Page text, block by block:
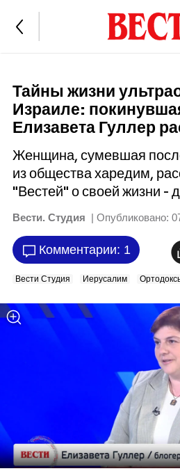
Тайны жизни
Израиле:
Елизавета Гуллер
Женщина, сумевшая
из общества харедим,
"Вестей" о своей жизни -
Вести. Студия | Опубликовано:
Комментарии: 1
Вести Студия Иерусалим